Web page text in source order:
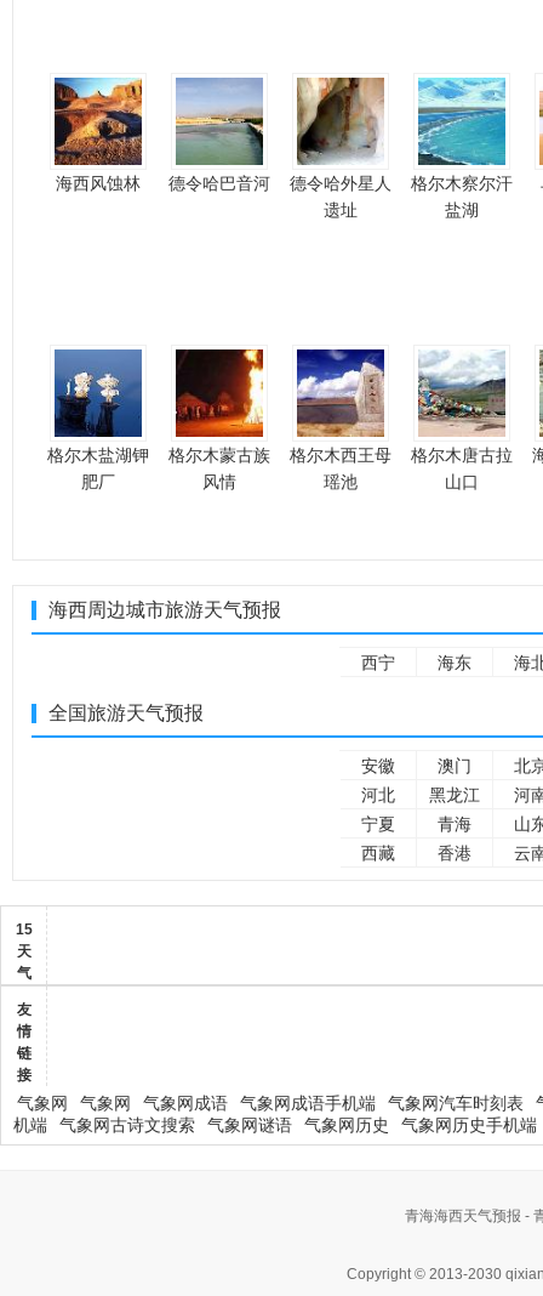
海西风蚀林 德令哈巴音河
德令哈外星人
遗址
格尔木察尔汗
盐湖
格尔木盐湖钾
肥厂
格尔木蒙古族
风情
格尔木西王母
瑶池
格尔木唐古拉
山口
海西周边城市旅游天气预报
西宁 海东 海
全国旅游天气预报
安徽 澳门
北
河北
黑龙江
河
宁夏
青海
山
西藏
香港 云
15
天
气
友
情
链
接
气象网 气象网 气象网成语 气象网成语手机端 气象网汽车时刻表
机端
气象网古诗文搜索 气象网谜语 气象网历史 气象网历史手机端
青海海西天气预报 -
Copyright © 2013-2030